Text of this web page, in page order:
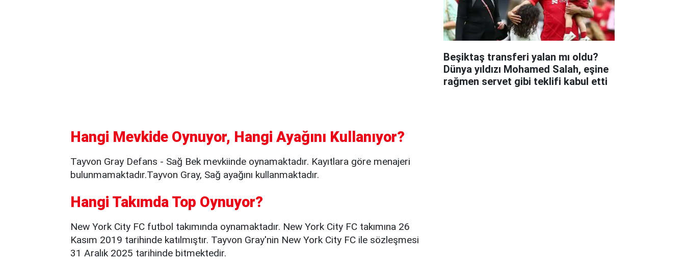
Hangi Mevkide Oynuyor, Hangi Ayağını Kullanıyor?
Tayvon Gray Defans - Sağ Bek mevkiinde oynamaktadır. Kayıtlara göre menajeri
bulunmamaktadır.Tayvon Gray, Sağ ayağını kullanmaktadır.
Hangi Takımda Top Oynuyor?
New York City FC futbol takımında oynamaktadır. New York City FC takımına 26
Kasım 2019 tarihinde katılmıştır. Tayvon Gray'nin New York City FC ile sözleşmesi
31 Aralık 2025 tarihinde bitmektedir.
Beşiktaş transferi yalan mı oldu?
Dünya yıldızı Mohamed Salah, eşine
rağmen servet gibi teklifi kabul etti